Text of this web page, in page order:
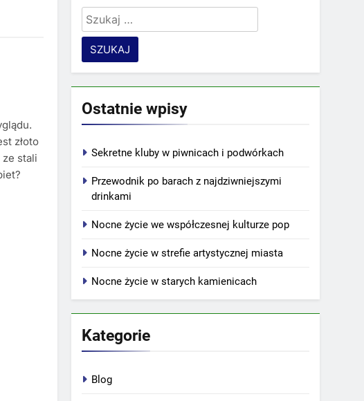
złoto
stali
Szukaj:
Ostatnie wpisy
Sekretne kluby w piwnicach i podwórkach
Przewodnik po barach z najdziwniejszymi
drinkami
Nocne życie we współczesnej kulturze pop
Nocne życie w strefie artystycznej miasta
Nocne życie w starych kamienicach
Kategorie
Blog